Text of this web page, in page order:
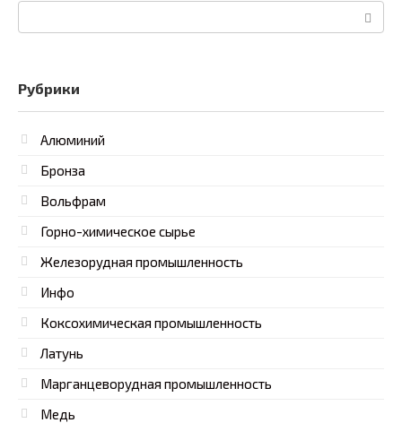
Поиск:
Рубрики
Алюминий
Бронза
Вольфрам
Горно-химическое сырье
Железорудная промышленность
Инфо
Коксохимическая промышленность
Латунь
Марганцеворудная промышленность
Медь